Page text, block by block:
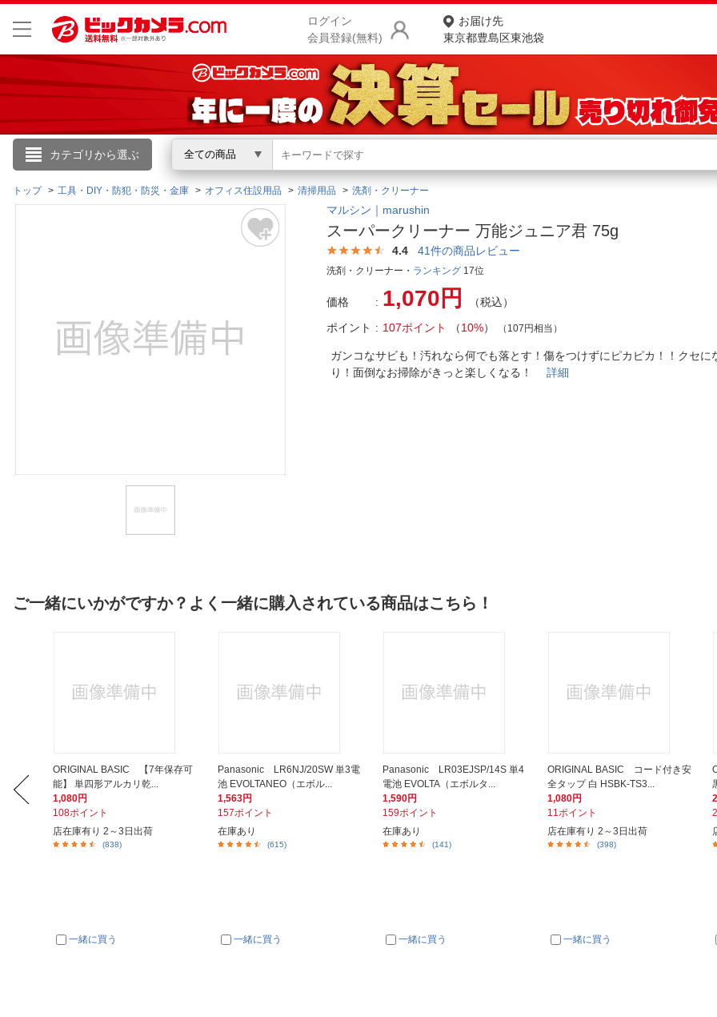
ログイン
会員登録(無料)
お届け先
東京都豊島区東池袋
カテゴリから選ぶ 全ての商品
こんにちは
ログイン
閲覧履歴
商品をさがす
ランキングからさがす
カテゴリ一覧からさがす
お客様サポート
ご利用ガイド
よくある質問・お問合せ
トップ 工具・DIY・防犯・防災・金庫 オフィス住設用品 清掃用品 洗剤・クリーナー
マルシン｜marushin
スーパークリーナー 万能ジュニア君 75g
4.4 41件の商品レビュー
洗剤・クリーナー・ ランキング 17位
価格 1,070円
（税込）
ポイント
107ポイント （10%） （107円相当）
ガンコなサビも！汚れなら何でも落とす！傷をつけずにピカピカ！！クセに
り！面倒なお掃除がきっと楽しくなる！詳細
ご一緒にいかがですか？よく一緒に購入されている商品はこちら！
ORIGINAL BASIC 【7年保存可
能】 単四形アルカリ乾...
1,080円
108ポイント
店在庫有り 2～3日出荷
(838)
一緒に買う
Panasonic LR6NJ/20SW 単3電
池 EVOLTANEO（エボル...
1,563円
157ポイント
在庫あり
(615)
一緒に買う
Panasonic LR03EJSP/14S 単4
電池 EVOLTA（エボルタ...
1,590円
159ポイント
在庫あり
(141)
一緒に買う
ORIGINAL BASIC コード付き安
全タップ 白 HSBK-TS3...
1,080円
11ポイント
店在庫有り 2～3日出荷
(398)
一緒に買う